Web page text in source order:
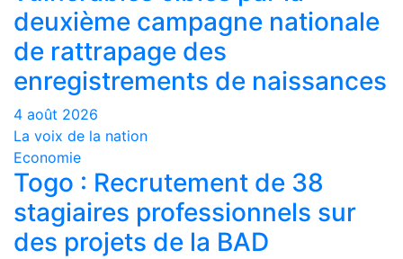
deuxième campagne nationale
de rattrapage des
enregistrements de naissances
4 août 2026
La voix de la nation
Economie
Togo : Recrutement de 38
stagiaires professionnels sur
des projets de la BAD